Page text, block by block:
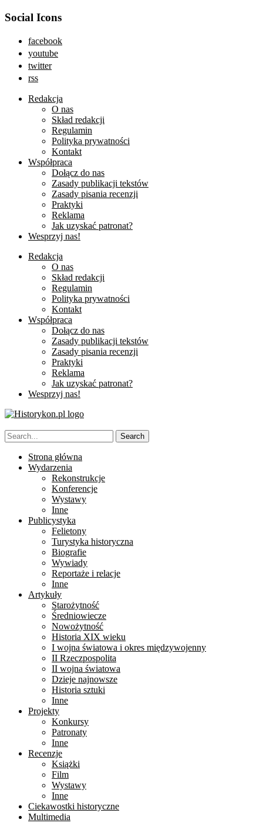
Social Icons
facebook
youtube
twitter
rss
Redakcja
O nas
Skład redakcji
Regulamin
Polityka prywatności
Kontakt
Współpraca
Dołącz do nas
Zasady publikacji tekstów
Zasady pisania recenzji
Praktyki
Reklama
Jak uzyskać patronat?
Wesprzyj nas!
Redakcja
O nas
Skład redakcji
Regulamin
Polityka prywatności
Kontakt
Współpraca
Dołącz do nas
Zasady publikacji tekstów
Zasady pisania recenzji
Praktyki
Reklama
Jak uzyskać patronat?
Wesprzyj nas!
Strona główna
Wydarzenia
Rekonstrukcje
Konferencje
Wystawy
Inne
Publicystyka
Felietony
Turystyka historyczna
Biografie
Wywiady
Reportaże i relacje
Inne
Artykuły
Starożytność
Średniowiecze
Nowożytność
Historia XIX wieku
I wojna światowa i okres międzywojenny
II Rzeczpospolita
II wojna światowa
Dzieje najnowsze
Historia sztuki
Inne
Projekty
Konkursy
Patronaty
Inne
Recenzje
Książki
Film
Wystawy
Inne
Ciekawostki historyczne
Multimedia